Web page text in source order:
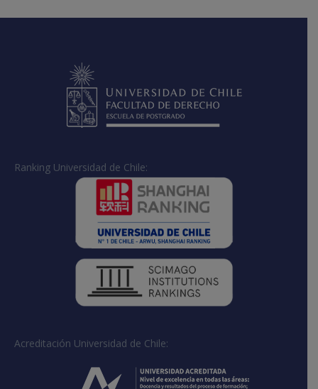
Ranking Universidad de Chile:
Acreditación Universidad de Chile: